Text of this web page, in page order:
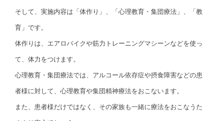
そして、実施内容は「体作り」、「心理教育・集団療法」、「教
育」です。
体作りは、エアロバイクや筋力トレーニングマシーンなどを使っ
て、体力をつけます。
心理教育・集団療法では、アルコール依存症や摂食障害などの患
者様に対して、心理教育や集団精神療法をおこないます。
また、患者様だけではなく、その家族も一緒に療法をおこなうた